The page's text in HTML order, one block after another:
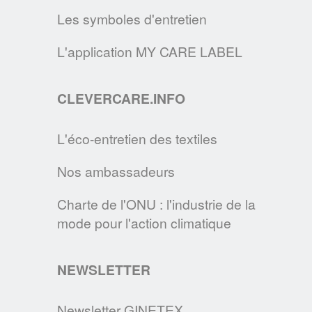
En cette période d'épidemie, le GINETEX
vous donne les principales
NEUVE !
Cette nouvelle version s’enrichit de
nouvelles rubriques pour devenir la
référence des consommateurs en matière
EN SAVOIR PLUS
Les symboles d'entretien
L'application MY CARE LABEL
CLEVERCARE.INFO
L'éco-entretien des textiles
Nos ambassadeurs
Charte de l'ONU : l'industrie de la
mode pour l'action climatique
NEWSLETTER